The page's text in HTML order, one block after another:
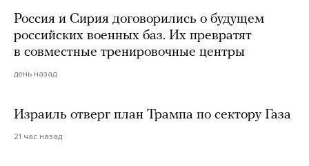
Россия и Сирия договорились о будущем
российских военных баз. Их превратят
в совместные тренировочные центры
день назад
Израиль отверг план Трампа по сектору Газа
21 час назад